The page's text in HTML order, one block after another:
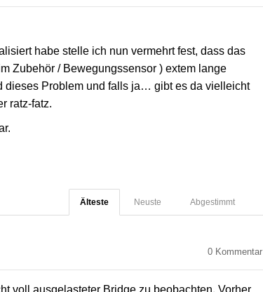
habe stelle ich nun vermehrt fest, dass das
Zubehör / Bewegungssensor ) extem lange
dieses Problem und falls ja… gibt es da vielleicht
ratz-fatz.
Abgestimmt
Neuste
Älteste
0 Kommentar
voll ausgelasteter Bridge zu beobachten. Vorher